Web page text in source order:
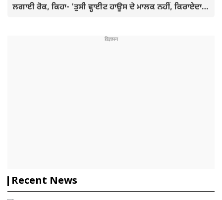
ਲਗਾਈ ਰੋਕ, ਕਿਹਾ- 'ਤੁਸੀ ਵ੍ਹਾਈਟ ਹਾਊਸ ਦੇ ਮਾਲਕ ਨਹੀਂ, ਕਿਰਾਏਦਾਰ
Recent News